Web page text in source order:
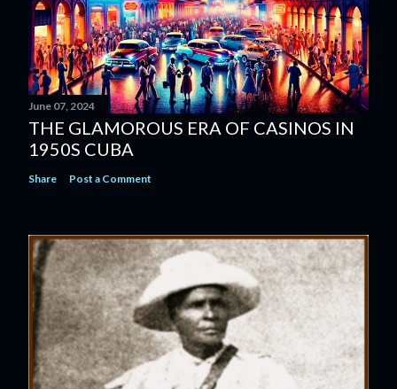
June 07, 2024
THE GLAMOROUS ERA OF CASINOS IN
1950S CUBA
Share Post a Comment